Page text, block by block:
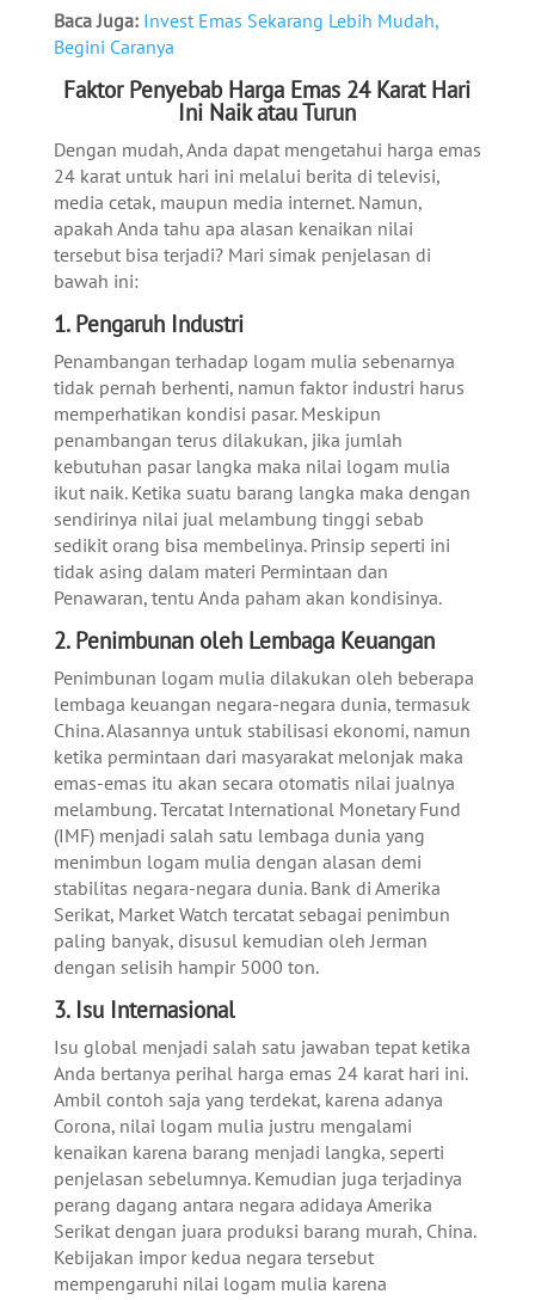
Baca Juga: Invest Emas Sekarang Lebih Mudah,
Begini Caranya
Faktor Penyebab Harga Emas 24 Karat Hari
Ini Naik atau Turun
Dengan mudah, Anda dapat mengetahui harga emas
24 karat untuk hari ini melalui berita di televisi,
media cetak, maupun media internet. Namun,
apakah Anda tahu apa alasan kenaikan nilai
tersebut bisa terjadi? Mari simak penjelasan di
bawah ini:
1. Pengaruh Industri
Penambangan terhadap logam mulia sebenarnya
tidak pernah berhenti, namun faktor industri harus
memperhatikan kondisi pasar. Meskipun
penambangan terus dilakukan, jika jumlah
kebutuhan pasar langka maka nilai logam mulia
ikut naik. Ketika suatu barang langka maka dengan
sendirinya nilai jual melambung tinggi sebab
sedikit orang bisa membelinya. Prinsip seperti ini
tidak asing dalam materi Permintaan dan
Penawaran, tentu Anda paham akan kondisinya.
2. Penimbunan oleh Lembaga Keuangan
Penimbunan logam mulia dilakukan oleh beberapa
lembaga keuangan negara-negara dunia, termasuk
China. Alasannya untuk stabilisasi ekonomi, namun
ketika permintaan dari masyarakat melonjak maka
emas-emas itu akan secara otomatis nilai jualnya
melambung. Tercatat International Monetary Fund
(IMF) menjadi salah satu lembaga dunia yang
menimbun logam mulia dengan alasan demi
stabilitas negara-negara dunia. Bank di Amerika
Serikat, Market Watch tercatat sebagai penimbun
paling banyak, disusul kemudian oleh Jerman
dengan selisih hampir 5000 ton.
3. Isu Internasional
Isu global menjadi salah satu jawaban tepat ketika
Anda bertanya perihal harga emas 24 karat hari ini.
Ambil contoh saja yang terdekat, karena adanya
Corona, nilai logam mulia justru mengalami
kenaikan karena barang menjadi langka, seperti
penjelasan sebelumnya. Kemudian juga terjadinya
perang dagang antara negara adidaya Amerika
Serikat dengan juara produksi barang murah, China.
Kebijakan impor kedua negara tersebut
mempengaruhi nilai logam mulia karena